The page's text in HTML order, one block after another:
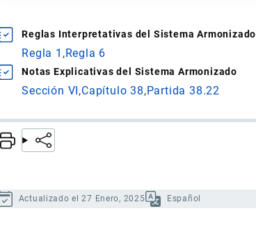
Reglas Interpretativas del Sistema Armonizado
Regla 1 Regla 6
Notas Explicativas del Sistema Armonizado
Sección VI Capítulo 38 Partida 38.22
Actualizado el 27 Enero, 2025 Español